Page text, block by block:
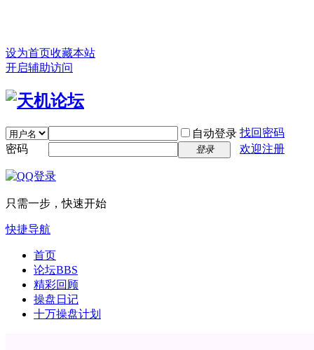
设为首页收藏本站
开启辅助访问
自动登录 找回密码
密码
登录 欢迎注册
只需一步，快速开始
快捷导航
首页
论坛BBS
精彩回顾
操盘日记
十万操盘计划